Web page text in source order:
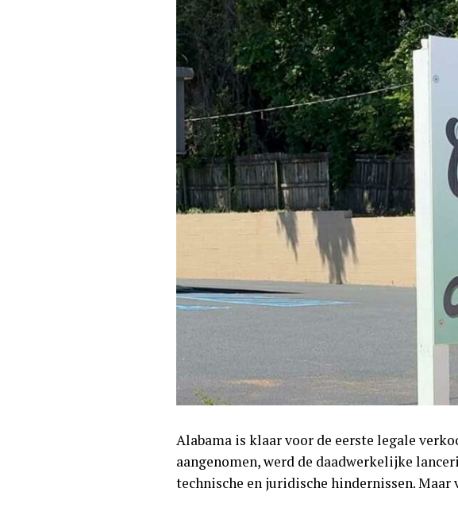
Alabama is klaar voor de eerste legale
aangenomen, werd de daadwerkelijke
technische en juridische hindernissen.